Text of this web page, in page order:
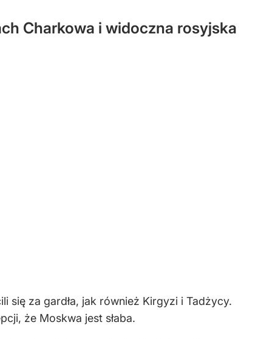
Charkowa i widoczna rosyjska
się za gardła, jak również Kirgyzi i Tadżycy.
że Moskwa jest słaba.